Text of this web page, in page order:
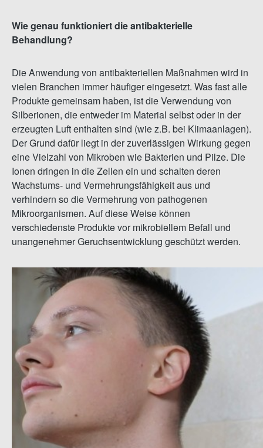
Wie genau funktioniert die antibakterielle
Behandlung?
Die Anwendung von antibakteriellen Maßnahmen wird in
vielen Branchen immer häufiger eingesetzt. Was fast alle
Produkte gemeinsam haben, ist die Verwendung von
Silberionen, die entweder im Material selbst oder in der
erzeugten Luft enthalten sind (wie z.B. bei Klimaanlagen).
Der Grund dafür liegt in der zuverlässigen Wirkung gegen
eine Vielzahl von Mikroben wie Bakterien und Pilze. Die
Ionen dringen in die Zellen ein und schalten deren
Wachstums- und Vermehrungsfähigkeit aus und
verhindern so die Vermehrung von pathogenen
Mikroorganismen. Auf diese Weise können
verschiedenste Produkte vor mikrobiellem Befall und
unangenehmer Geruchsentwicklung geschützt werden.